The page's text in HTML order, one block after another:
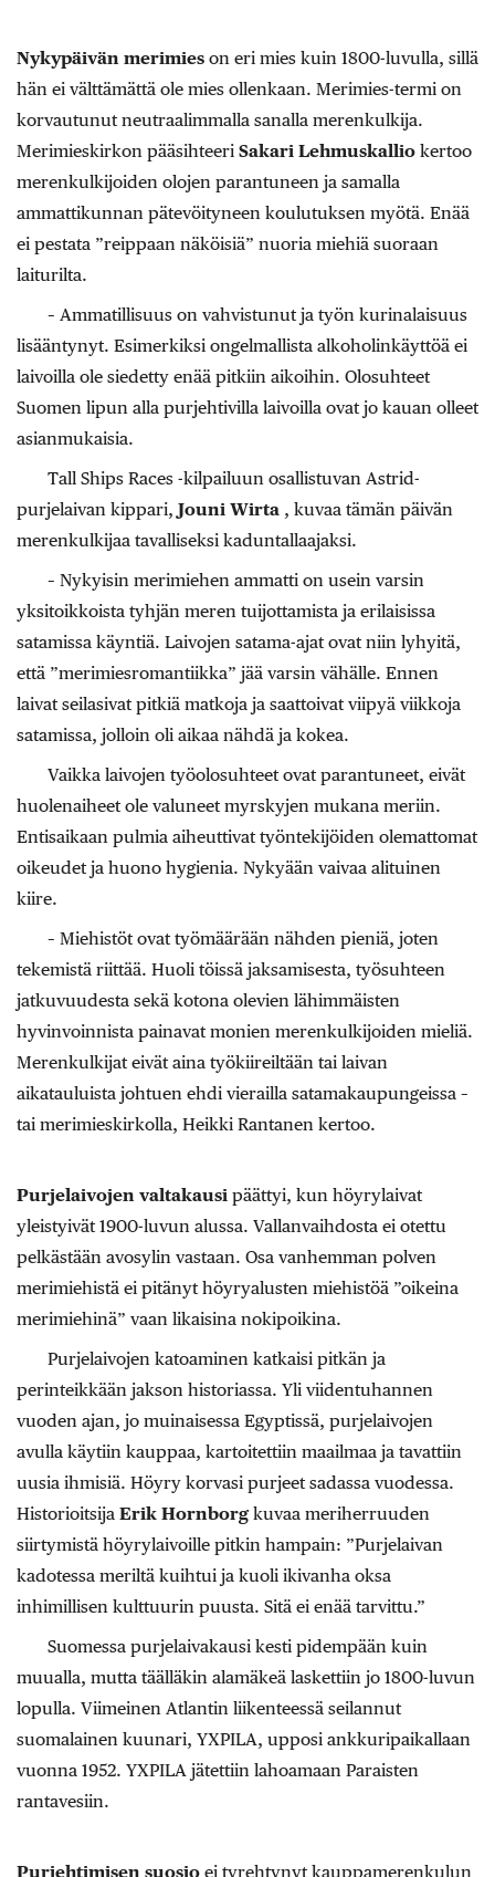
Nykypäivän merimies on eri mies kuin 1800-luvulla, sillä
hän ei välttämättä ole mies ollenkaan. Merimies-termi on
korvautunut neutraalimmalla sanalla merenkulkija.
Merimieskirkon pääsihteeri Sakari Lehmuskallio kertoo
merenkulkijoiden olojen parantuneen ja samalla
ammattikunnan pätevöityneen koulutuksen myötä. Enää
ei pestata ”reippaan näköisiä” nuoria miehiä suoraan
laiturilta.
– Ammatillisuus on vahvistunut ja työn kurinalaisuus
lisääntynyt. Esimerkiksi ongelmallista alkoholinkäyttöä ei
laivoilla ole siedetty enää pitkiin aikoihin. Olosuhteet
Suomen lipun alla purjehtivilla laivoilla ovat jo kauan olleet
asianmukaisia.
Tall Ships Races -kilpailuun osallistuvan Astrid-
purjelaivan kippari, Jouni Wirta , kuvaa tämän päivän
merenkulkijaa tavalliseksi kaduntallaajaksi.
– Nykyisin merimiehen ammatti on usein varsin
yksitoikkoista tyhjän meren tuijottamista ja erilaisissa
satamissa käyntiä. Laivojen satama-ajat ovat niin lyhyitä,
että ”merimiesromantiikka” jää varsin vähälle. Ennen
laivat seilasivat pitkiä matkoja ja saattoivat viipyä viikkoja
satamissa, jolloin oli aikaa nähdä ja kokea.
Vaikka laivojen työolosuhteet ovat parantuneet, eivät
huolenaiheet ole valuneet myrskyjen mukana meriin.
Entisaikaan pulmia aiheuttivat työntekijöiden olemattomat
oikeudet ja huono hygienia. Nykyään vaivaa alituinen
kiire.
– Miehistöt ovat työmäärään nähden pieniä, joten
tekemistä riittää. Huoli töissä jaksamisesta, työsuhteen
jatkuvuudesta sekä kotona olevien lähimmäisten
hyvinvoinnista painavat monien merenkulkijoiden mieliä.
Merenkulkijat eivät aina työkiireiltään tai laivan
aikatauluista johtuen ehdi vierailla satamakaupungeissa –
tai merimieskirkolla, Heikki Rantanen kertoo.
Purjelaivojen valtakausi päättyi, kun höyrylaivat
yleistyivät 1900-luvun alussa. Vallanvaihdosta ei otettu
pelkästään avosylin vastaan. Osa vanhemman polven
merimiehistä ei pitänyt höyryalusten miehistöä ”oikeina
merimiehinä” vaan likaisina nokipoikina.
Purjelaivojen katoaminen katkaisi pitkän ja
perinteikkään jakson historiassa. Yli viidentuhannen
vuoden ajan, jo muinaisessa Egyptissä, purjelaivojen
avulla käytiin kauppaa, kartoitettiin maailmaa ja tavattiin
uusia ihmisiä. Höyry korvasi purjeet sadassa vuodessa.
Historioitsija Erik Hornborgkuvaa meriherruuden
siirtymistä höyrylaivoille pitkin hampain: ”Purjelaivan
kadotessa meriltä kuihtui ja kuoli ikivanha oksa
inhimillisen kulttuurin puusta. Sitä ei enää tarvittu.”
Suomessa purjelaivakausi kesti pidempään kuin
muualla, mutta täälläkin alamäkeä laskettiin jo 1800-luvun
lopulla. Viimeinen Atlantin liikenteessä seilannut
suomalainen kuunari, YXPILA, upposi ankkuripaikallaan
vuonna 1952. YXPILA jätettiin lahoamaan Paraisten
rantavesiin.
Purjehtimisen suosio ei tyrehtynyt kauppamerenkulun